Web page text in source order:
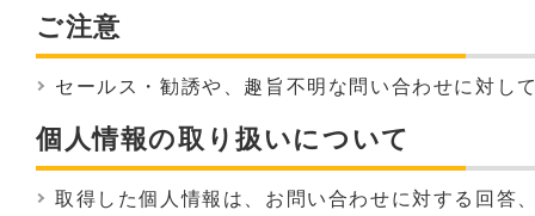
ご注意
セールス・勧誘や、趣旨不明な問い合わせに対し
個人情報の取り扱いについて
取得した個人情報は、お問い合わせに対する回答